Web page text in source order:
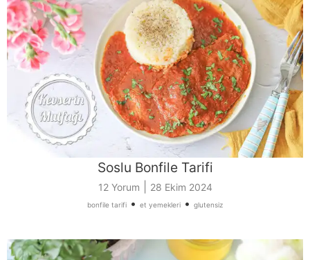
Soslu Bonfile Tarifi
12 Yorum 28 Ekim 2024
bonfile tarifi • et yemekleri • glutensiz